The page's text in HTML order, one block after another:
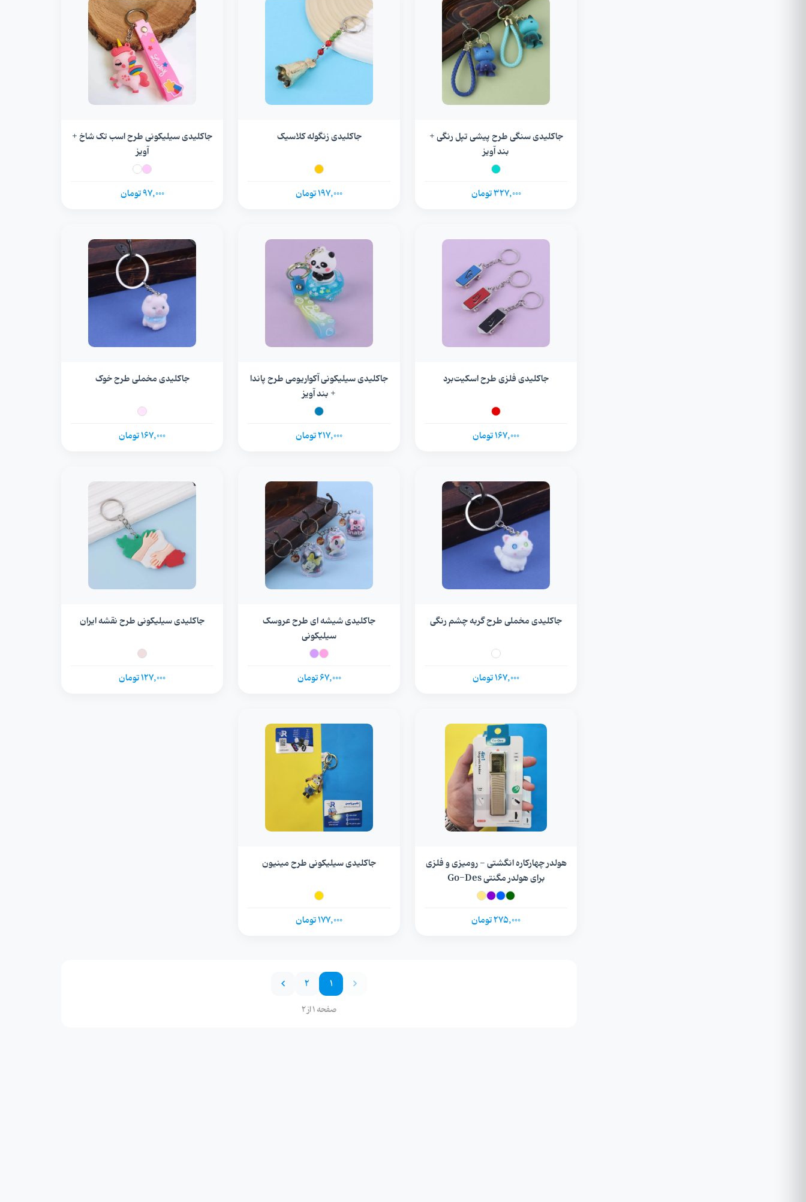
جاکلیدی سنگی طرح پیشی تپل رنگی +
بند آویز
327,000 تومان
جاکلیدی زنگوله کلاسیک
197,000 تومان
جاکلیدی سیلیکونی طرح اسب تک شاخ +
آویز
97,000 تومان
جاکلیدی فلزی طرح اسکیت‌برد
167,000 تومان
جاکلیدی سیلیکونی آکواریومی طرح پاندا
+ بند آویز
217,000 تومان
جاکلیدی مخملی طرح خوک
167,000 تومان
جاکلیدی مخملی طرح گربه چشم رنگی
167,000 تومان
جاکلیدی شیشه ای طرح عروسک
سیلیکونی
67,000 تومان
جاکلیدی سیلیکونی طرح نقشه ایران
127,000 تومان
هولدر چهارکاره انگشتی - رومیزی و فلزی
برای هولدر مگنتی Go-Des
275,000 تومان
جاکلیدی سیلیکونی طرح مینیون
177,000 تومان
1
2
صفحه 1 از 2